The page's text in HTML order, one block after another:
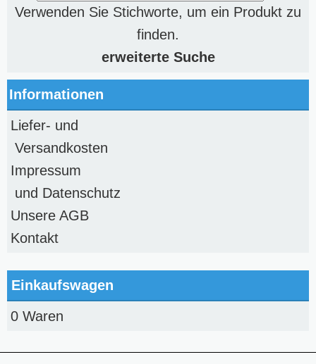
Verwenden Sie Stichworte, um ein Produkt zu
finden.
erweiterte Suche
Informationen
Liefer- und
Versandkosten
Impressum
und Datenschutz
Unsere AGB
Kontakt
Einkaufswagen
0 Waren